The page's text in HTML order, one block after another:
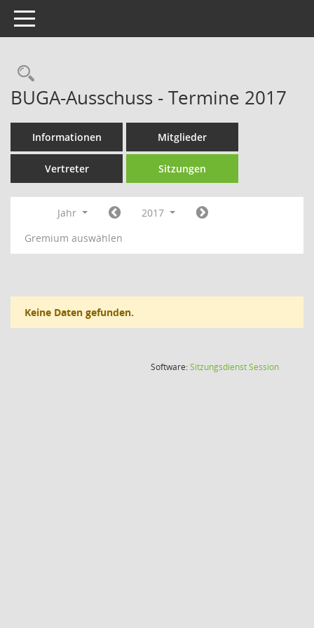
Toggle navigation
Rechercheauswahl
BUGA-Ausschuss - Termine 2017
Informationen Mitglieder
Vertreter Sitzungen
Jahr
2017
Gremium auswählen
Keine Daten gefunden.
Software:SitzungsdienstSession(Wird in